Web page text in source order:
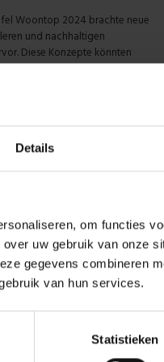
Details
om functies
uw gebruik van onze
gegevens combineren
van hun services.
Statistieken
Woontop 2024 brachte neue
und nachhaltigen
Diese Konzepte könnten
Chancen bieten, um die